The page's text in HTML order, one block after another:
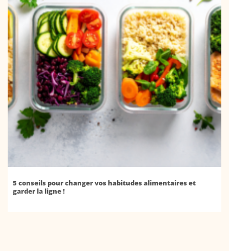
5 conseils pour changer vos habitudes alimentaires et
garder la ligne !